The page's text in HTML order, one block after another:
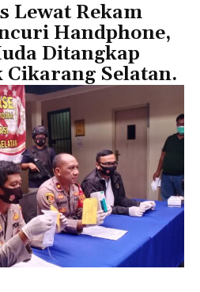
Lewat Rekam
Handphone,
Ditangkap
Selatan.